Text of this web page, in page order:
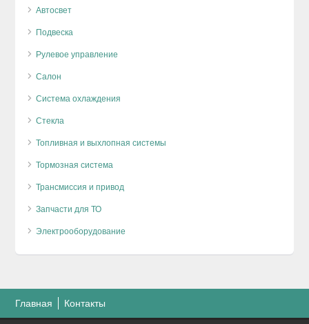
Автосвет
Подвеска
Рулевое управление
Салон
Система охлаждения
Стекла
Топливная и выхлопная системы
Тормозная система
Трансмиссия и привод
Запчасти для ТО
Электрооборудование
Главная Контакты